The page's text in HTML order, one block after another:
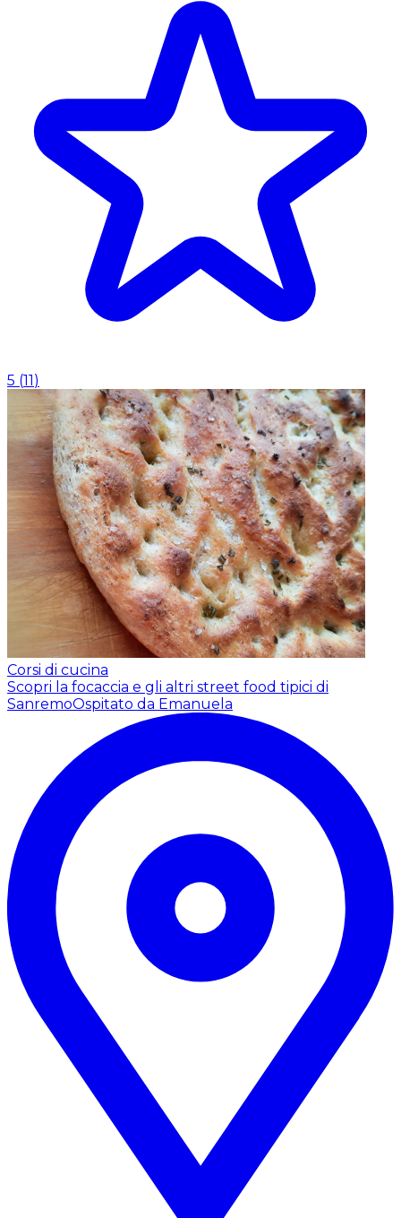
5 (11)
Corsi di cucina
Scopri la focaccia e gli altri street food tipici di
SanremoOspitato da Emanuela